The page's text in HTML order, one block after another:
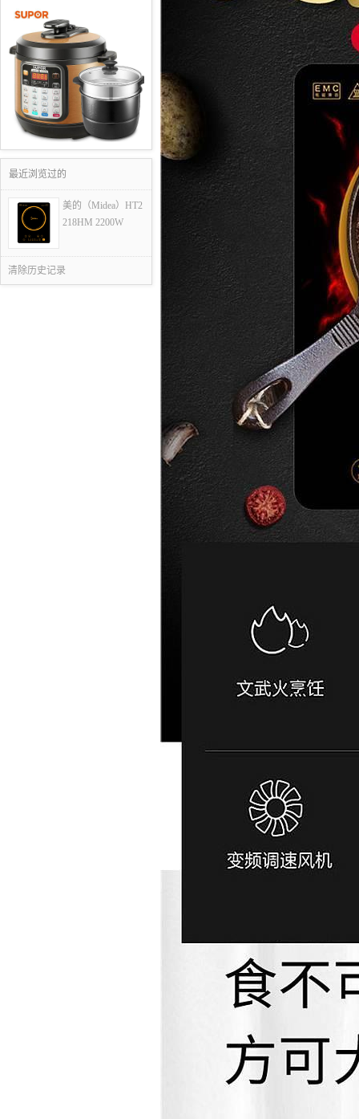
最近浏览过的
美的（Midea）HT2
218HM 2200W
清除历史记录